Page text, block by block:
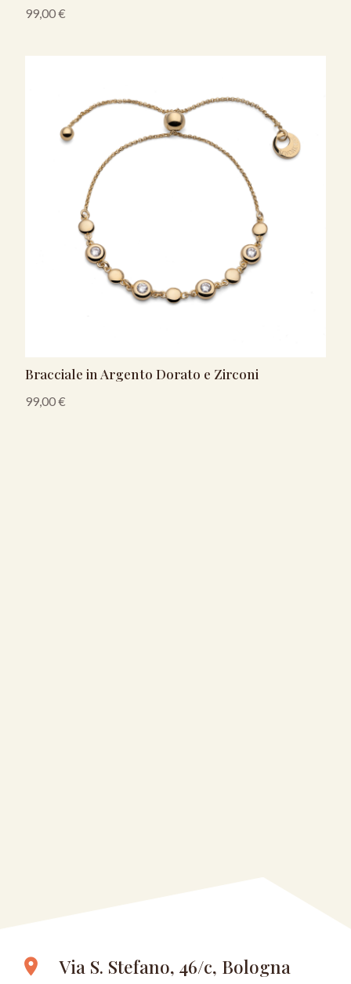
99,00€
Bracciale in Argento Dorato e Zirconi
99,00€
location_on Via S. Stefano, 46/c, Bologna